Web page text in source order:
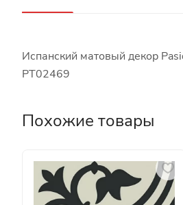
Испанский матовый декор
PT02469
Похожие товары